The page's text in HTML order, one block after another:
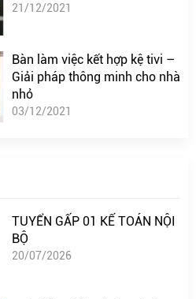
21/12/2021
Bàn làm việc kết hợp kệ tivi –
Giải pháp thông minh cho nhà
nhỏ
03/12/2021
TUYỂN GẤP 01 KẾ TOÁN NỘI
BỘ
20/07/2026